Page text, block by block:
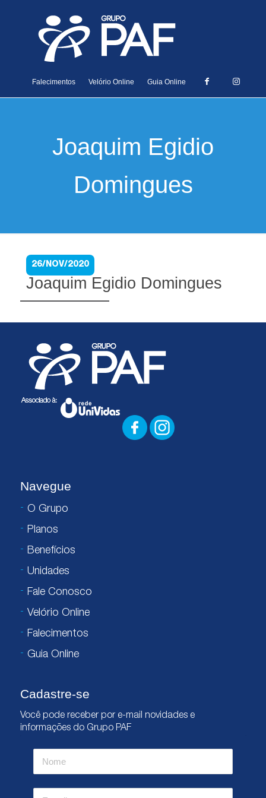
Falecimentos Velório Online Guia Online
Joaquim Egidio
Domingues
26/NOV/2020
Joaquim Egidio Domingues
Navegue
O Grupo
Planos
Benefícios
Unidades
Fale Conosco
Velório Online
Falecimentos
Guia Online
Cadastre-se
Você pode receber por e-mail novidades e
informações do Grupo PAF